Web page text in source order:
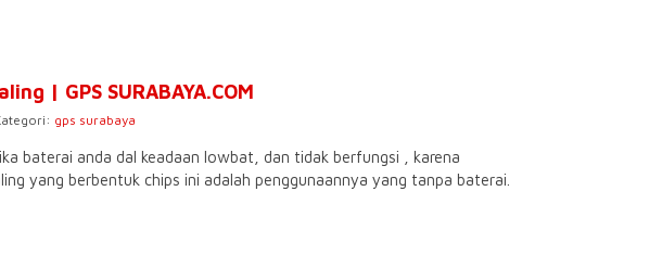
| GPS SURABAYA.COM
gps surabaya
baterai anda dal keadaan lowbat, dan tidak berfungsi , karena
yang berbentuk chips ini adalah penggunaannya yang tanpa baterai.